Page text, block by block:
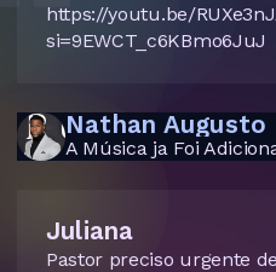
https://youtu.be/
si=9EWCT_c6KBmo6JuJ
A Música ja Foi
Juliana
Pastor preciso urgente